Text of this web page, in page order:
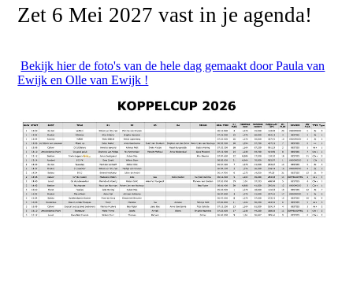
Zet 6 Mei 2027 vast in je agenda!
Bekijk hier de foto's van de hele dag gemaakt door Paula van
Ewijk en Olle van Ewijk !